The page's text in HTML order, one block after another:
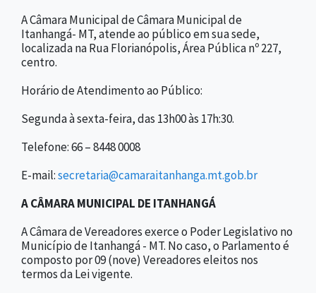
A Câmara Municipal de Câmara Municipal de
Itanhangá- MT, atende ao público em sua sede,
localizada na Rua Florianópolis, Área Pública nº 227,
centro.
Horário de Atendimento ao Público:
Segunda à sexta-feira, das 13h00 às 17h:30.
Telefone: 66 – 8448 0008
E-mail:secretaria@camaraitanhanga.mt.gob.br
A CÂMARA MUNICIPAL DE ITANHANGÁ
A Câmara de Vereadores exerce o Poder Legislativo no
Município de Itanhangá - MT. No caso, o Parlamento é
composto por 09 (nove) Vereadores eleitos nos
termos da Lei vigente.